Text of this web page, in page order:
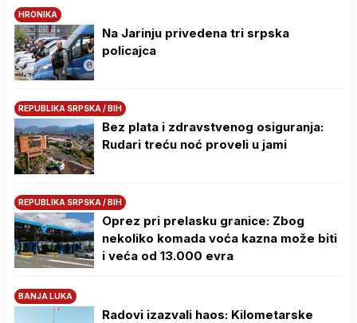
HRONIKA
Na Јarinju privedena tri srpska
policajca
REPUBLIKA SRPSKA / BIH
Bez plata i zdravstvenog osiguranja:
Rudari treću noć proveli u jami
REPUBLIKA SRPSKA / BIH
Oprez pri prelasku granice: Zbog
nekoliko komada voća kazna može biti
i veća od 13.000 evra
BANJA LUKA
Radovi izazvali haos: Kilometarske